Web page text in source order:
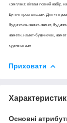
комплект, вігвам повний набір,
Дитячі ігрові вігвами, Дитячі
будиночок-намет-намет,
намети, намет-будиночок, намет
курінь вігвам
Приховати
Основні